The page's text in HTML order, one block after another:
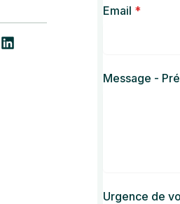
Email *
Message -
Urgence de